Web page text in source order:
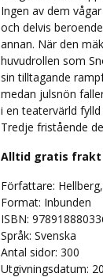
Ingen av dem
och delvis
annan. När den
huvudrollen som
sin tilltagande
medan julsnön
i en teatervärld
Tredje fristående
Alltid gratis frakt
Författare:
Format: Inbunden
ISBN:
Språk: Svenska
Antal sidor: 300
Utgivningsdatum: